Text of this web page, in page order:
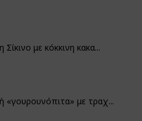
Σίκινο με κόκκινη κακα...
«γουρουνόπιτα» με τραχ...